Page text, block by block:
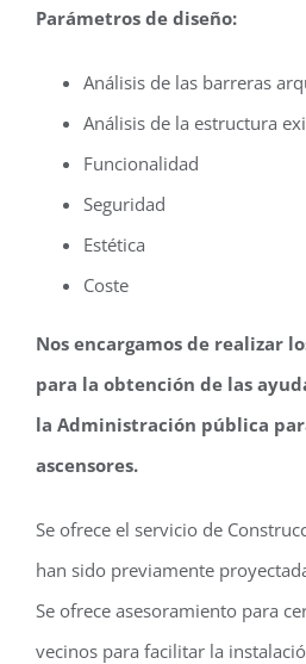
Parámetros de diseño:
Análisis de las barreras
Análisis de la estructura
Funcionalidad
Seguridad
Estética
Coste
Nos encargamos de realizar
para la obtención de las
la Administración pública
ascensores.
Se ofrece el servicio de
han sido previamente
Se ofrece asesoramiento para
vecinos para facilitar la